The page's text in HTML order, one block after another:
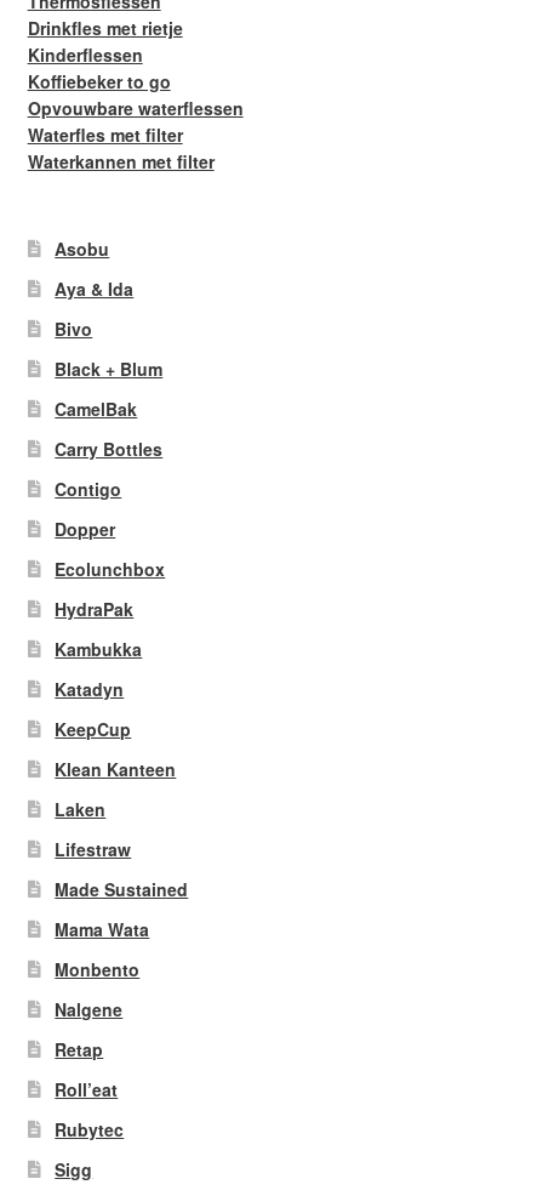
Drinkfles met rietje
Kinderflessen
Koffiebeker to go
Opvouwbare waterflessen
Waterfles met filter
Waterkannen met filter
Asobu
Aya & Ida
Bivo
Black + Blum
CamelBak
Carry Bottles
Contigo
Dopper
Ecolunchbox
HydraPak
Kambukka
Katadyn
KeepCup
Klean Kanteen
Laken
Lifestraw
Made Sustained
Mama Wata
Monbento
Nalgene
Retap
Roll’eat
Rubytec
Sigg